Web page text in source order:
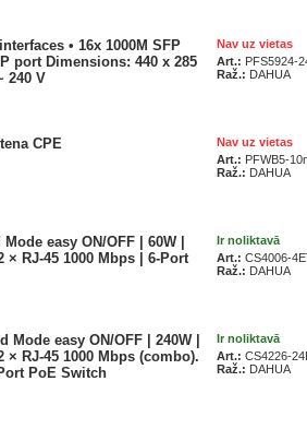
• 16x 1000M SFP
port Dimensions: 440 x 285
240 V
Nav uz vietas
Art.: PFS5924-
Raž.: DAHUA
CPE
Nav uz vietas
Art.: PFWB5-
Raž.: DAHUA
easy ON/OFF | 60W |
RJ-45 1000 Mbps | 6-Port
Ir noliktavā
Art.: CS4006-
Raž.: DAHUA
easy ON/OFF | 240W |
RJ-45 1000 Mbps (combo).
PoE Switch
Ir noliktavā
Art.: CS4226-
Raž.: DAHUA